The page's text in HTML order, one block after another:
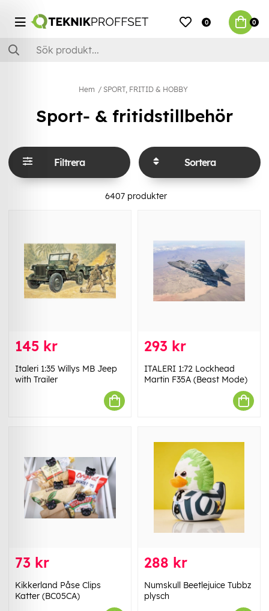
0 0
Hem SPORT, FRITID & HOBBY
Sport- & fritidstillbehör
Filtrera Sortera
6407produkter
145 kr
Italeri 1:35 Willys MB Jeep
with Trailer
293 kr
ITALERI 1:72 Lockhead
Martin F35A (Beast Mode)
73 kr
Kikkerland Påse Clips
Katter (BC05CA)
288 kr
Numskull Beetlejuice Tubbz
plysch